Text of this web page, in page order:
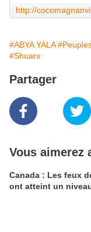
#ABYA YALA
#Shuars
Partager
Vous aimerez
Canada : Les feux
ont atteint un